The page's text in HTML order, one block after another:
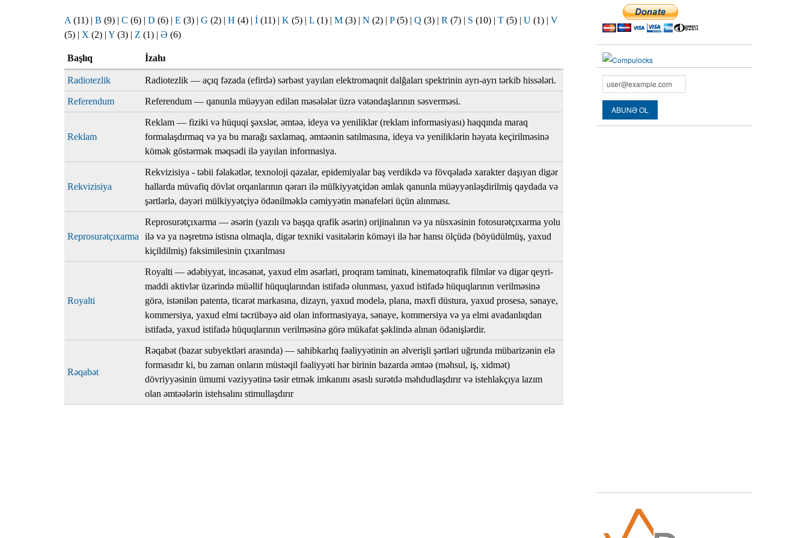
Protokollar
Qərarlar
Raportlar
Rəylər
Şikayətlər
Təlimatlar
Vəsatətlər
A (11) | B (9) | C (6) | D (6) | E (3) | G (2) | H (4) | İ (11) | K (5) | L (1) | M (3) | N (2) | P(5) | Q (3) | R (7) | S (10) | T (5) | U (1) | V
(5) | X (2) | Y (3) | Z (1) | Ə (6)
Başlıq İzahı
Radiotezlik Radiotezlik — açıq fəzada (efirdə) sərbəst yayılan elektromaqnit dalğaları spektrinin ayrı-ayrı tərkib hissələri.
Referendum Referendum — qanunla müəyyən edilən məsələlər üzrə vətəndaşlarının səsverməsi.
Reklam
Reklam — fiziki və hüquqi şəxslər, əmtəə, ideya və yeniliklər (reklam informasiyası) haqqında maraq
formalaşdırmaq və ya bu marağı saxlamaq, əmtəənin satılmasına, ideya və yeniliklərin həyata keçirilməsinə
kömək göstərmək məqsədi ilə yayılan informasiya.
Rekvizisiya
Rekvizisiya - təbii fəlakətlər, texnoloji qəzalar, epidemiyalar baş verdikdə və fövqəladə xarakter daşıyan digər
hallarda müvafiq dövlət orqanlarının qərarı ilə mülkiyyətçidən əmlak qanunla müəyyənləşdirilmiş qaydada və
şərtlərlə, dəyəri mülkiyyətçiyə ödənilməklə cəmiyyətin mənafeləri üçün alınması.
Reprosurətçıxarma
Reprosurətçıxarma — əsərin (yazılı və başqa qrafik əsərin) orijinalının və ya nüsxəsinin fotosurətçıxarma yolu
ilə və ya nəşretmə istisna olmaqla, digər texniki vasitələrin köməyi ilə hər hansı ölçüdə (böyüdülmüş, yaxud
kiçildilmiş) faksimilesinin çıxarılması
Royalti
Royalti — ədəbiyyat, incəsənət, yaxud elm əsərləri, proqram təminatı, kinematoqrafik filmlər və digər qeyri-
maddi aktivlər üzərində müəllif hüquqlarından istifadə olunması, yaxud istifadə hüquqlarının verilməsinə
görə, istənilən patentə, ticarət markasına, dizayn, yaxud modelə, plana, məxfi düstura, yaxud prosesə, sənaye,
kommersiya, yaxud elmi təcrübəyə aid olan informasiyaya, sənaye, kommersiya və ya elmi avadanlıqdan
istifadə, yaxud istifadə hüquqlarının verilməsinə görə mükafat şəklində alınan ödənişlərdir.
Rəqabət
Rəqabət (bazar subyektləri arasında) — sahibkarlıq fəaliyyətinin ən əlverişli şərtləri uğrunda mübarizənin elə
formasıdır ki, bu zaman onların müstəqil fəaliyyəti hər birinin bazarda əmtəə (məhsul, iş, xidmət)
dövriyyəsinin ümumi vəziyyətinə təsir etmək imkanını əsaslı surətdə məhdudlaşdırır və istehlakçıya lazım
olan əmtəələrin istehsalını stimullaşdırır